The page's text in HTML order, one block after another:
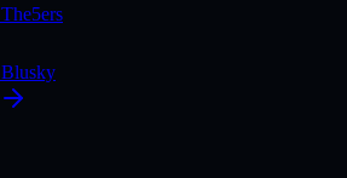
The5ers
Blusky